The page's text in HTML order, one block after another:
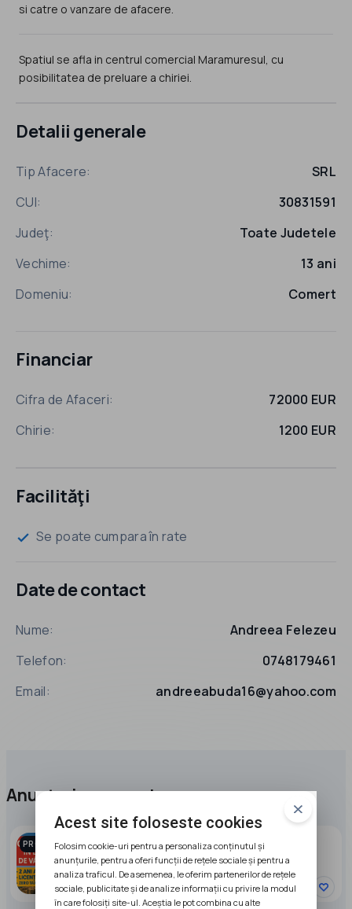
si catre o vanzare de afacere.
Spatiul se afla in centrul comercial Maramuresul, cu
posibilitatea de preluare a chiriei.
Detalii generale
Tip Afacere:
SRL
CUI:
30831591
Judeţ:
Toate Judetele
Vechime:
13 ani
Domeniu:
Comert
Financiar
Cifra de Afaceri:
72000 EUR
Chirie:
1200 EUR
Facilităţi
check Se poate cumpara în rate
Date de contact
Nume:
Andreea Felezeu
Telefon:
0748179461
Email:
andreeabuda16@yahoo.com
Anunțuri promovate
PROMOVAT
9900 EUR
Acest site foloseste cookies
Folosim cookie-uri pentru a personaliza conținutul și
anunțurile, pentru a oferi funcții de rețele sociale și pentru a
analiza traficul. De asemenea, le oferim partenerilor de rețele
sociale, publicitate și de analize informații cu privire la modul
în care folosiți site-ul. Aceștia le pot combina cu alte